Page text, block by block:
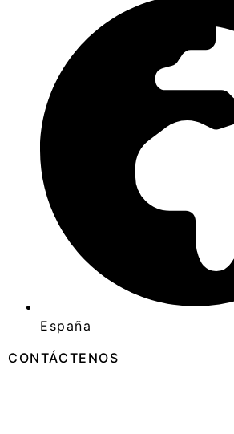
España
CONTÁCTENOS